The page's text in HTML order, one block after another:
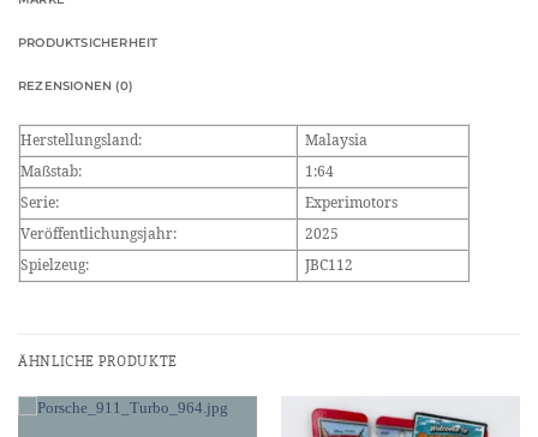
PRODUKTSICHERHEIT
REZENSIONEN (0)
Herstellungsland:
Malaysia
Maßstab:
1:64
Serie:
Experimotors
Veröffentlichungsjahr:
2025
Spielzeug:
JBC112
ÄHNLICHE PRODUKTE